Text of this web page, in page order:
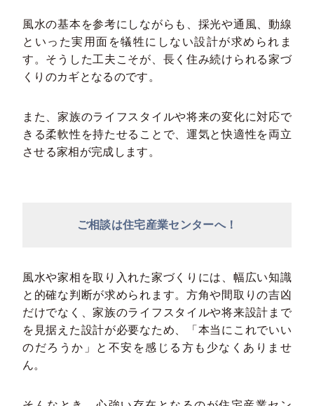
風水の基本を参考にしながらも、採光や通風、動線
といった実用面を犠牲にしない設計が求められま
す。そうした工夫こそが、長く住み続けられる家づ
くりのカギとなるのです。
また、家族のライフスタイルや将来の変化に対応で
きる柔軟性を持たせることで、運気と快適性を両立
させる家相が完成します。
ご相談は住宅産業センターへ！
風水や家相を取り入れた家づくりには、幅広い知識
と的確な判断が求められます。方角や間取りの吉凶
だけでなく、家族のライフスタイルや将来設計まで
を見据えた設計が必要なため、「本当にこれでいい
のだろうか」と不安を感じる方も少なくありませ
ん。